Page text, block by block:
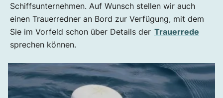
Schiffsunternehmen. Auf Wunsch stellen wir auch
einen Trauerredner an Bord zur Verfügung, mit dem
Sie im Vorfeld schon über Details der Trauerrede
sprechen können.